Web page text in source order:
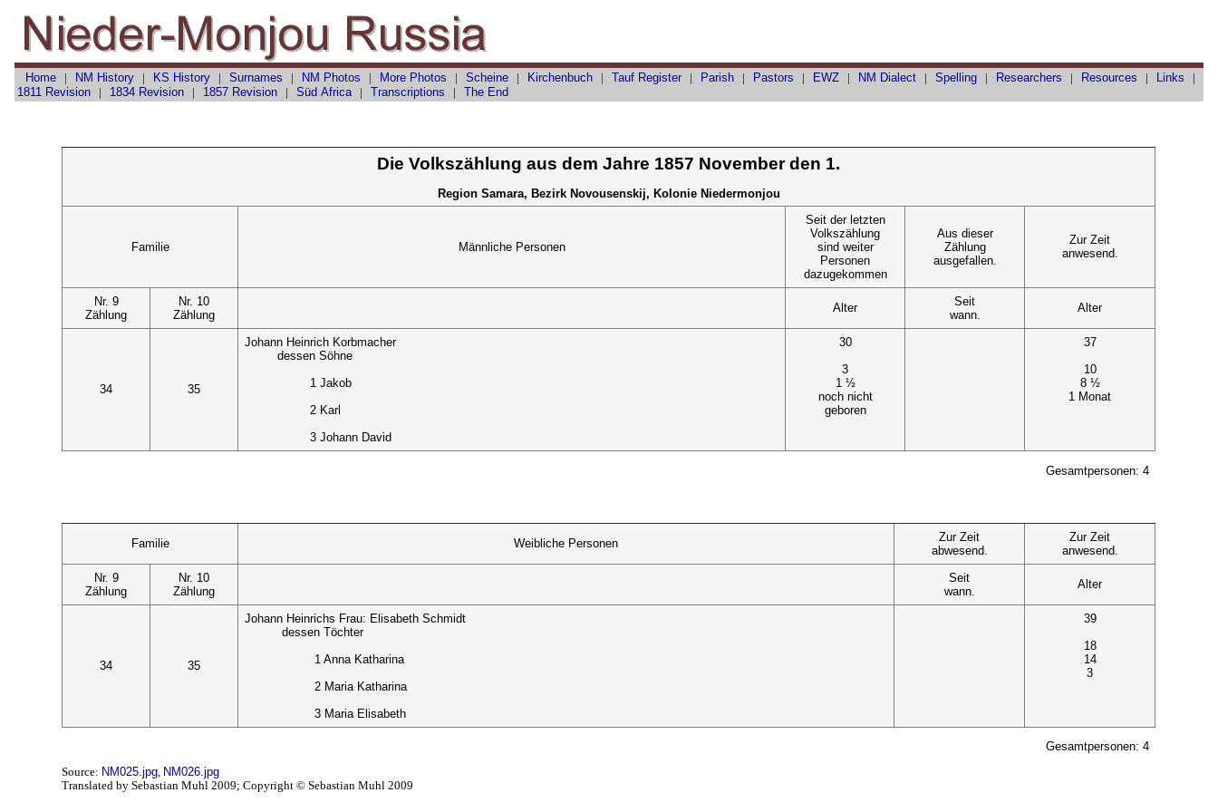
Home| NM History| KS History| Surnames | NM Photos | More Photos | Scheine| Kirchenbuch| TaufRegister| Parish| Pastors | EWZ| NM Dialect| Spelling| Researchers | Resources | Links |
1811 Revision| 1834 Revision| 1857 Revision | Süd Africa| Transcriptions | The End
Die Volkszählung aus dem Jahre 1857 November den 1.
Region Samara, Bezirk Novousenskij, Kolonie Niedermonjou
Familie Männliche Personen
Seit der letzten
Volkszählung
sind weiter
Personen
dazugekommen
Aus dieser
Zählung
ausgefallen.
Zur Zeit
anwesend.
Nr. 9
Zählung
Nr. 10
Zählung
Alter
Seit
wann.
Alter
34 35
Johann Heinrich Korbmacher
dessen Söhne
1 Jakob
2 Karl
3 Johann David
30
3
1 ½
noch nicht
geboren
37
10
8 ½
1 Monat
Gesamtpersonen: 4
Familie Weibliche Personen
Zur Zeit
abwesend.
Zur Zeit
anwesend.
Nr. 9
Zählung
Nr. 10
Zählung
Seit
wann.
Alter
34 35
Johann Heinrichs Frau: Elisabeth Schmidt
dessen Töchter
1 Anna Katharina
2 Maria Katharina
3 Maria Elisabeth
39
18
14
3
Gesamtpersonen: 4
Source: NM025.jpg, NM026.jpg
Translated by Sebastian Muhl 2009; Copyright © Sebastian Muhl 2009